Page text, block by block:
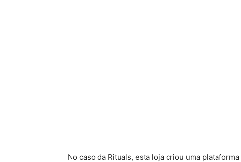
No caso da Rituals, esta loja criou uma plataforma